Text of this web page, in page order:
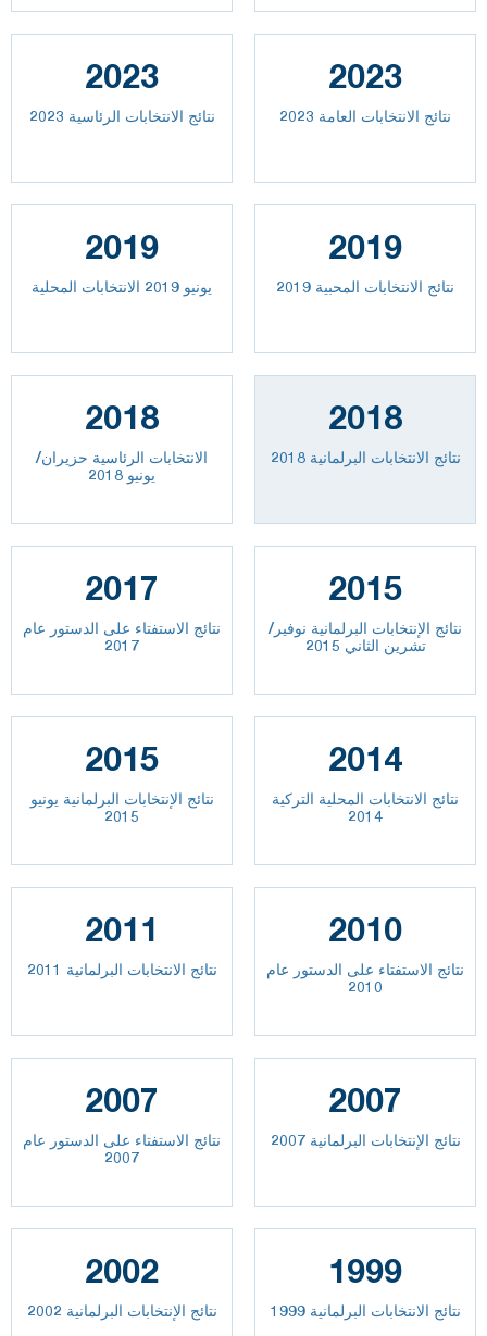
2023
نتائج الانتخابات الرئاسية 2023
2023
2023 نتائج الانتخابات العامة
2019
يونيو 2019 الانتخابات المحلية
2019
نتائج الانتخابات المحبية 2019
2018
الانتخابات الرئاسية حزيران/
يونيو 2018
2018
نتائج الانتخابات البرلمانية 2018
2017
نتائج الاستفتاء على الدستور عام
2017
2015
نتائج الإنتخابات البرلمانية نوفير/
تشرين الثاني 2015
2015
نتائج الإنتخابات البرلمانية يونيو
2015
2014
نتائج الانتخابات المحلية التركية
2014
2011
نتائج الانتخابات البرلمانية 2011
2010
نتائج الاستفتاء على الدستور عام
2010
2007
نتائج الاستفتاء على الدستور عام
2007
2007
نتائج الإنتخابات البرلمانية 2007
2002
نتائج الإنتخابات البرلمانية 2002
1999
نتائج الانتخابات البرلمانية 1999